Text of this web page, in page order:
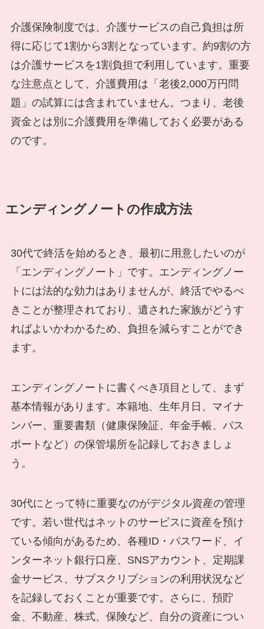
介護保険制度では、介護サービスの自己負担は所
得に応じて1割から3割となっています。約9割の方
は介護サービスを1割負担で利用しています。重要
な注意点として、介護費用は「老後2,000万円問
題」の試算には含まれていません。つまり、老後
資金とは別に介護費用を準備しておく必要がある
のです。
エンディングノートの作成方法
30代で終活を始めるとき、最初に用意したいのが
「エンディングノート」です。エンディングノー
トには法的な効力はありませんが、終活でやるべ
きことが整理されており、遺された家族がどうす
ればよいかわかるため、負担を減らすことができ
ます。
エンディングノートに書くべき項目として、まず
基本情報があります。本籍地、生年月日、マイナ
ンバー、重要書類（健康保険証、年金手帳、パス
ポートなど）の保管場所を記録しておきましょ
う。
30代にとって特に重要なのがデジタル資産の管理
です。若い世代はネットのサービスに資産を預け
ている傾向があるため、各種ID・パスワード、イ
ンターネット銀行口座、SNSアカウント、定期課
金サービス、サブスクリプションの利用状況など
を記録しておくことが重要です。さらに、預貯
金、不動産、株式、保険など、自分の資産につい